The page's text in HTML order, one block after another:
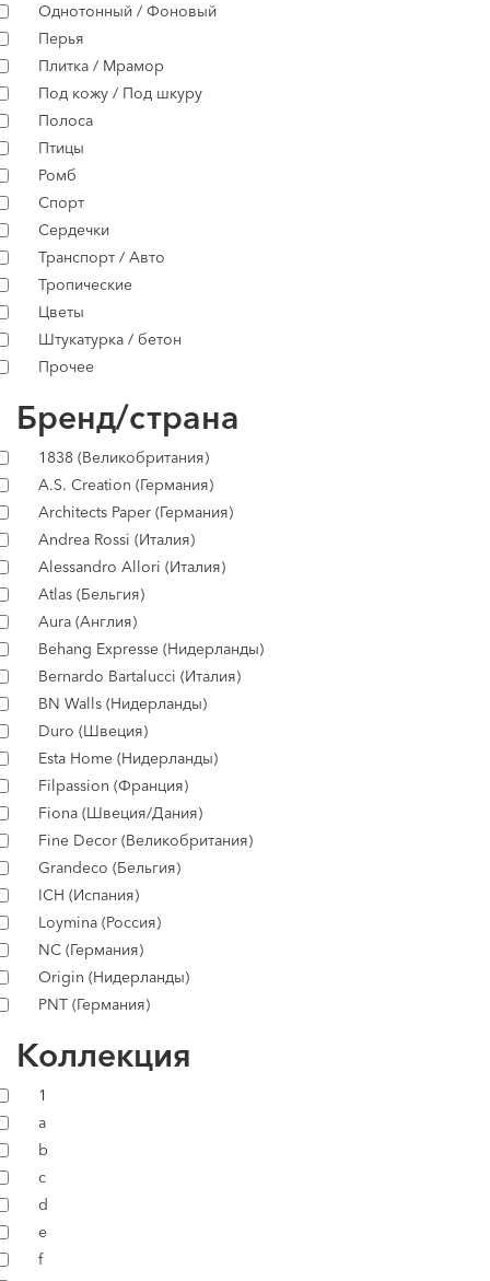
Однотонный / Фоновый
Перья
Плитка / Мрамор
Под кожу / Под шкуру
Полоса
Птицы
Ромб
Спорт
Сердечки
Транспорт / Авто
Тропические
Цветы
Штукатурка / бетон
Прочее
Бренд/страна
1838 (Великобритания)
A.S. Creation (Германия)
Architects Paper (Германия)
Andrea Rossi (Италия)
Alessandro Allori (Италия)
Atlas (Бельгия)
Aura (Англия)
Behang Expresse (Нидерланды)
Bernardo Bartalucci (Италия)
BN Walls (Нидерланды)
Duro (Швеция)
Esta Home (Нидерланды)
Filpassion (Франция)
Fiona (Швеция/Дания)
Fine Decor (Великобритания)
Grandeco (Бельгия)
ICH (Испания)
Loymina (Россия)
NC (Германия)
Origin (Нидерланды)
PNT (Германия)
Коллекция
1
a
b
c
d
e
f